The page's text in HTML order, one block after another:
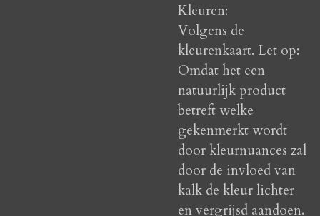
Kleuren:
Volgens de
kleurenkaart. Let op:
Omdat het een
natuurlijk product
betreft welke
gekenmerkt wordt
door kleurnuances zal
door de invloed van
kalk de kleur lichter
en vergrijsd aandoen.